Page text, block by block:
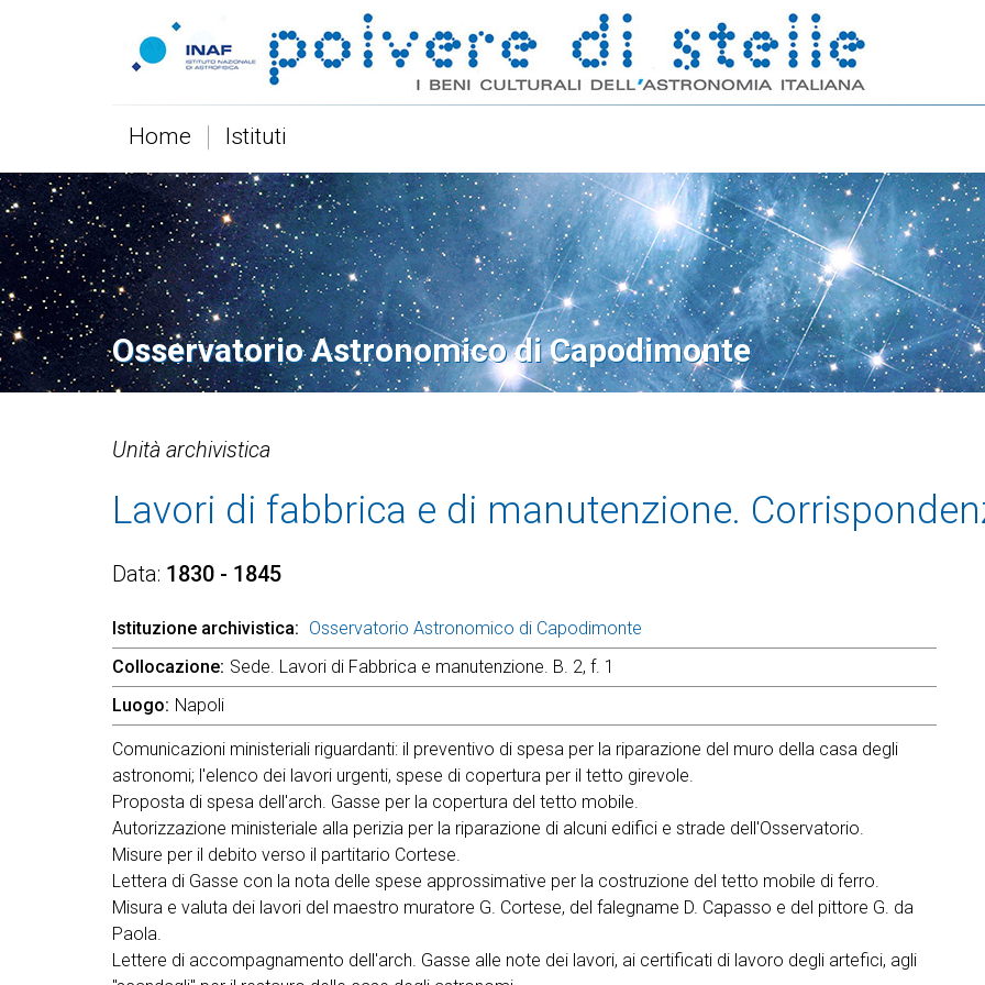
Home Istituti
Osservatorio Astronomico di Capodimonte
Unità archivistica
Lavori di fabbrica e di manutenzione.
Data 1830 - 1845
Istituzione archivistica
Osservatorio Astronomico di Capodimonte
Collocazione Sede. Lavori di Fabbrica e manutenzione. B. 2, f. 1
Luogo Napoli
Comunicazioni ministeriali riguardanti: il preventivo di spesa per la riparazione del muro della casa degli
astronomi; l'elenco dei lavori urgenti, spese di copertura per il tetto girevole.
Proposta di spesa dell'arch. Gasse per la copertura del tetto mobile.
Autorizzazione ministeriale alla perizia per la riparazione di alcuni edifici e strade dell'Osservatorio.
Misure per il debito verso il partitario Cortese.
Lettera di Gasse con la nota delle spese approssimative per la costruzione del tetto mobile di ferro.
Misura e valuta dei lavori del maestro muratore G. Cortese, del falegname D. Capasso e del pittore G. da
Paola.
Lettere di accompagnamento dell'arch. Gasse alle note dei lavori, ai certificati di lavoro degli artefici, agli